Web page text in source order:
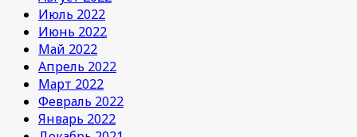
Июль 2022
Июнь 2022
Май 2022
Апрель 2022
Март 2022
Февраль 2022
Январь 2022